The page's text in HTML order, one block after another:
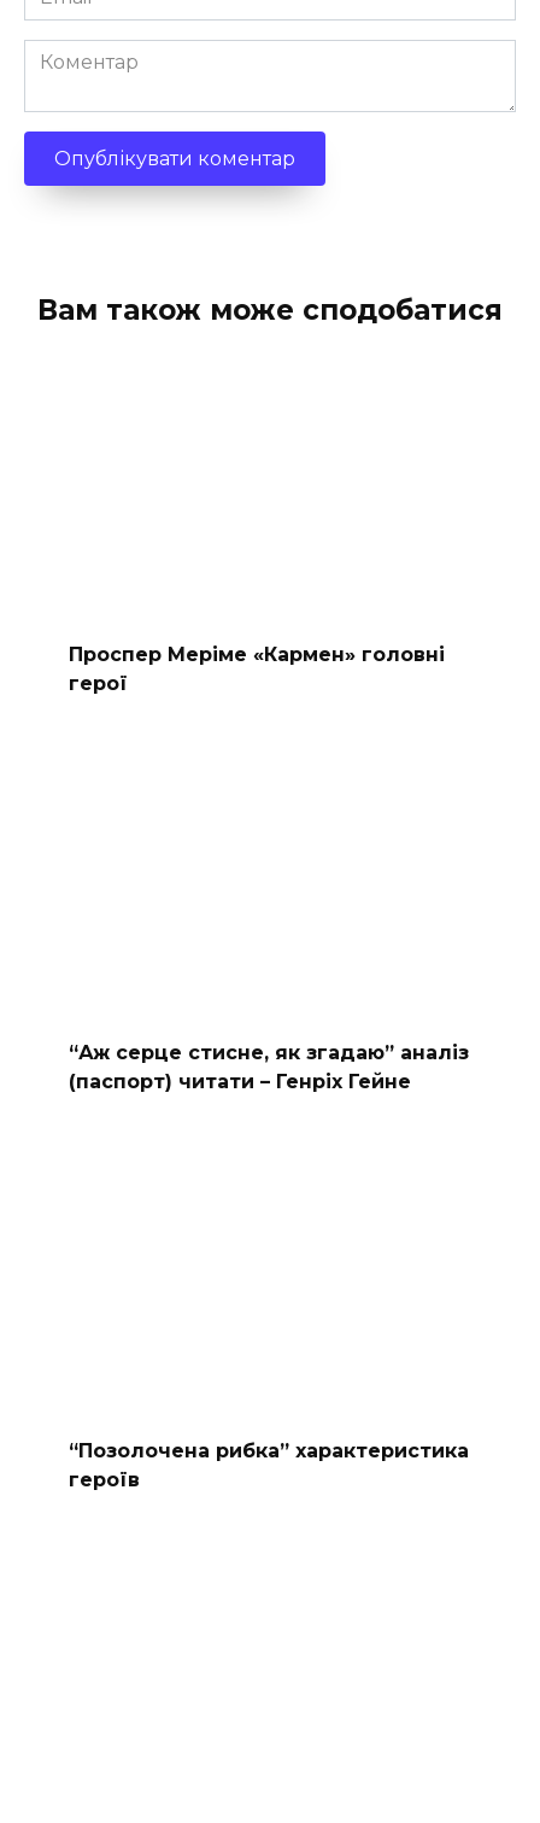
*
Коментар
Вам також може сподобатися
Проспер Меріме «Кармен» головні
герої
“Аж серце стисне, як згадаю” аналіз
(паспорт) читати – Генріх Гейне
“Позолочена рибка” характеристика
героїв